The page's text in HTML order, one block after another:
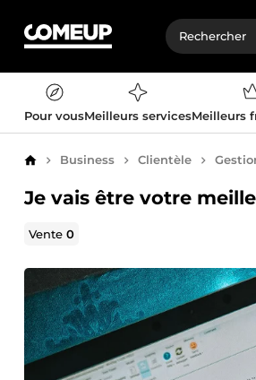
Pour vousMeilleurs servicesMeilleurs
AccueilBusiness Clientèle
Je vais être votre
Vente0